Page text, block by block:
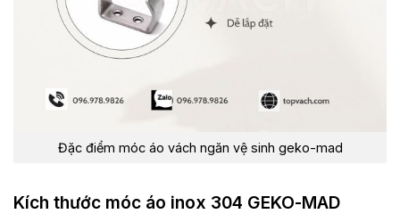
Đặc điểm móc áo vách ngăn vệ sinh geko-mad
Kích thước móc áo inox 304 GEKO-MAD